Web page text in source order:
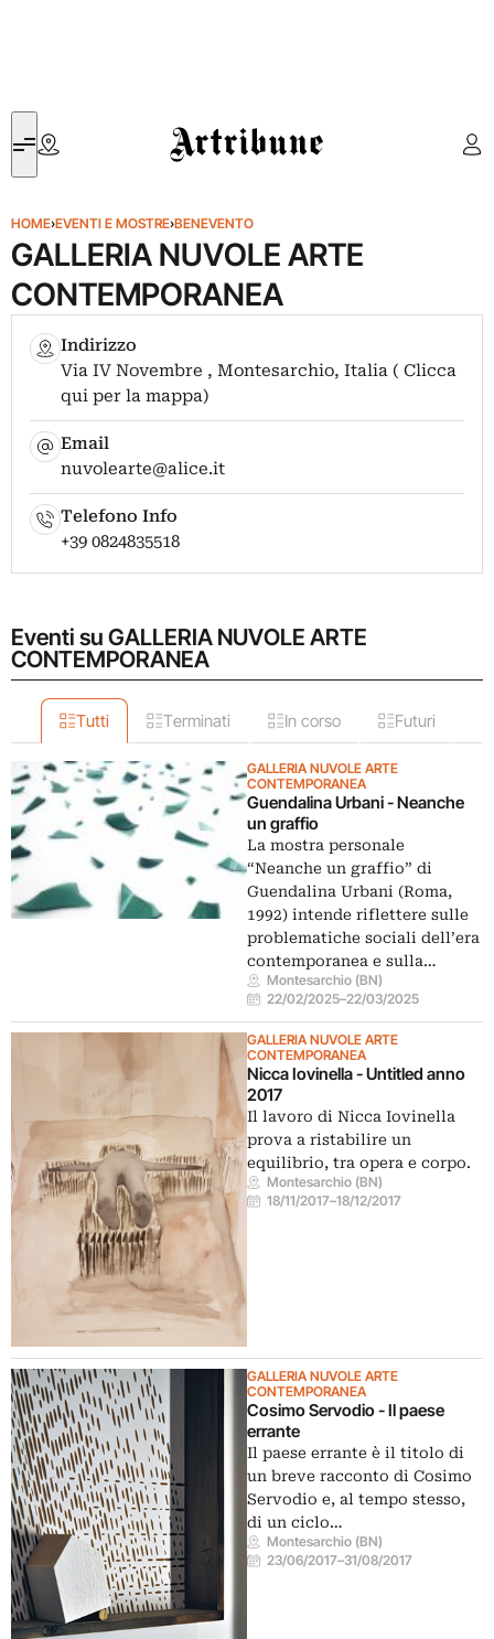
Artribune
HOME›EVENTI E MOSTRE›BENEVENTO
GALLERIA NUVOLE ARTE
CONTEMPORANEA
Indirizzo
Via IV Novembre , Montesarchio, Italia ( Clicca
qui per la mappa)
Email
nuvolearte@alice.it
Telefono Info
+39 0824835518
Eventi su GALLERIA NUVOLE ARTE
CONTEMPORANEA
Tutti Terminati In corso Futuri
GALLERIA NUVOLE ARTE
CONTEMPORANEA
Guendalina Urbani - Neanche
un graffio
La mostra personale
“Neanche un graffio” di
Guendalina Urbani (Roma,
1992) intende riflettere sulle
problematiche sociali dell’era
contemporanea e sulla…
Montesarchio (BN)
22/02/2025–22/03/2025
GALLERIA NUVOLE ARTE
CONTEMPORANEA
Nicca Iovinella - Untitled anno
2017
Il lavoro di Nicca Iovinella
prova a ristabilire un
equilibrio, tra opera e corpo.
Montesarchio (BN)
18/11/2017–18/12/2017
GALLERIA NUVOLE ARTE
CONTEMPORANEA
Cosimo Servodio - Il paese
errante
Il paese errante è il titolo di
un breve racconto di Cosimo
Servodio e, al tempo stesso,
di un ciclo…
Montesarchio (BN)
23/06/2017–31/08/2017